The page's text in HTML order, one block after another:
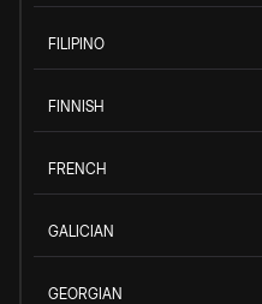
FILIPINO
FINNISH
FRENCH
GALICIAN
GEORGIAN